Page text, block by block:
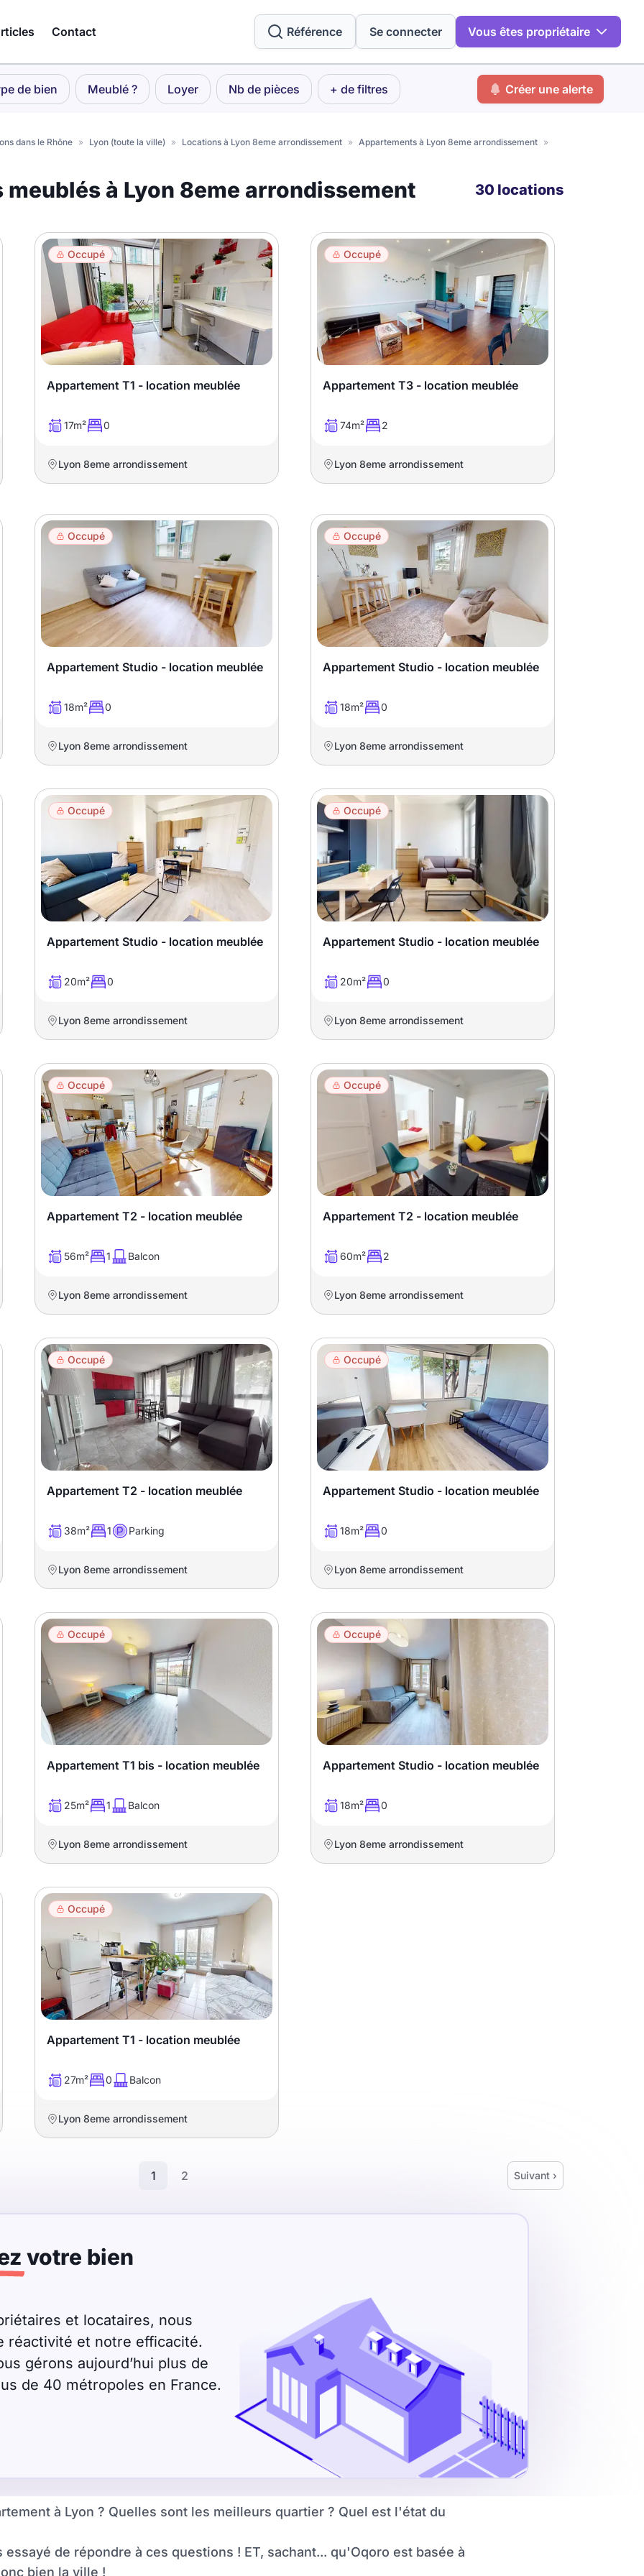
Contact Référence Se connecter Vous êtes propriétaire
de bien Meublé ? Loyer Nb de pièces + de filtres Créer une alerte
dans le Rhône » Lyon (toute la ville) » Locations à Lyon 8eme arrondissement » Appartements à Lyon 8eme arrondissement »
à Lyon 8eme arrondissement 30 locations
Occupé
Appartement T1 - location meublée
17m² 0
Lyon 8eme arrondissement
Occupé
Appartement T3 - location meublée
74m² 2
Lyon 8eme arrondissement
Occupé
Appartement Studio - location meublée
18m² 0
Lyon 8eme arrondissement
Occupé
Appartement Studio - location meublée
18m² 0
Lyon 8eme arrondissement
Occupé
Appartement Studio - location meublée
20m² 0
Lyon 8eme arrondissement
Occupé
Appartement Studio - location meublée
20m² 0
Lyon 8eme arrondissement
Occupé
Appartement T2 - location meublée
56m² 1 Balcon
Lyon 8eme arrondissement
Occupé
Appartement T2 - location meublée
60m² 2
Lyon 8eme arrondissement
Occupé
Appartement T2 - location meublée
38m² 1 Parking
Lyon 8eme arrondissement
Occupé
Appartement Studio - location meublée
18m² 0
Lyon 8eme arrondissement
Occupé
Appartement T1 bis - location meublée
25m² 1 Balcon
Lyon 8eme arrondissement
Occupé
Appartement Studio - location meublée
18m² 0
Lyon 8eme arrondissement
Occupé
Appartement T1 - location meublée
27m² 0 Balcon
Lyon 8eme arrondissement
1 2 Suivant ›
votre bien
et locataires, nous
réactivité et notre efficacité.
gérons aujourd’hui plus de
de 40 métropoles en France.
à Lyon ? Quelles sont les meilleurs quartier ? Quel est l'état du
de répondre à ces questions ! ET, sachant... qu'Oqoro est basée à
bien la ville !